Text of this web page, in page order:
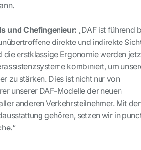
und Chefingenieur: „DAF ist führend
direkte und indirekte
die erstklassige Ergonomie werden
kombiniert, um
zu stärken. Dies ist nicht nur von
unserer DAF-Modelle der neuen
anderen Verkehrsteilnehmer. Mit
gehören, setzen wir in